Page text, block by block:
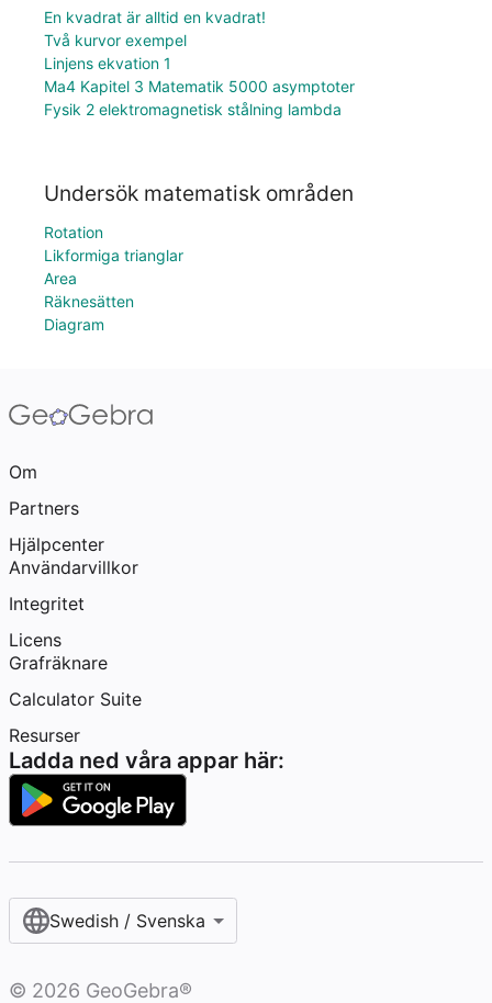
En kvadrat är alltid en kvadrat!
Två kurvor exempel
Linjens ekvation 1
Ma4 Kapitel 3 Matematik 5000 asymptoter
Fysik 2 elektromagnetisk stålning lambda
Undersök matematisk områden
Rotation
Likformiga trianglar
Area
Räknesätten
Diagram
Om
Partners
Hjälpcenter
Användarvillkor
Integritet
Licens
Grafräknare
Calculator Suite
Resurser
Ladda ned våra appar här:
Swedish / Svenska‎
© 2026 GeoGebra®